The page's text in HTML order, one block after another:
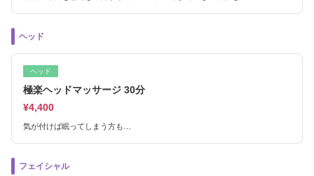
ヘッド
ヘッド
極楽ヘッドマッサージ 30分
¥4,400
気が付けば眠ってしまう方も…
フェイシャル